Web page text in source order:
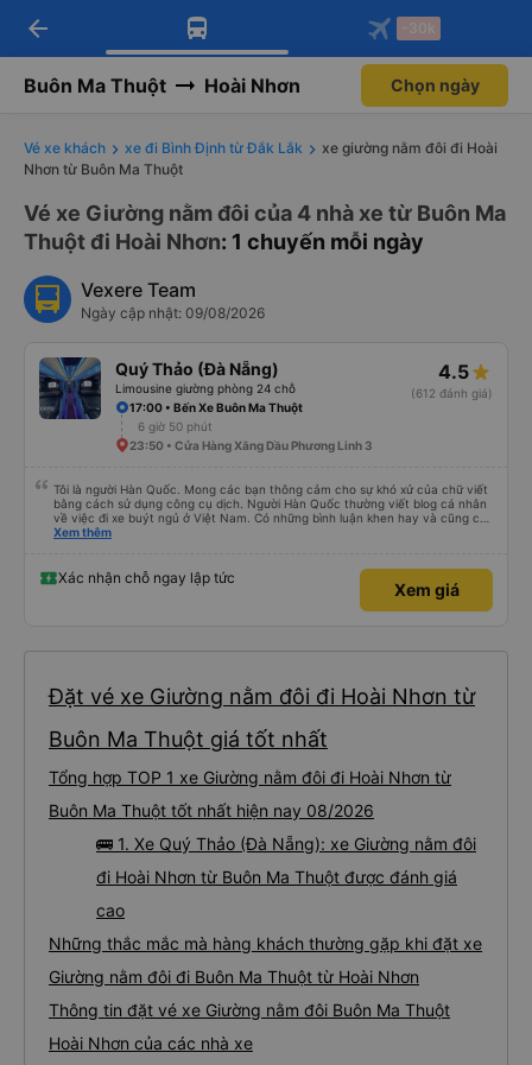
Tải app Vexere ngay!
Nhận ưu đãi thành viên độc
Mở app
Tải app Vexere
-30k/ghế khi đặt vé máy bay qua
Mở app
arrow_back -30k
Buôn Ma Thuột Hoài Nhơn Chọn ngày
Vé xe khách xe đi Bình Định từ Đắk Lắk
xe giường nằm đôi đi Hoài
Nhơn từ Buôn Ma Thuột
Vé xe Giường nằm đôi của 4 nhà xe từ Buôn Ma
Thuột đi Hoài Nhơn: 1 chuyến mỗi ngày
Vexere Team
Ngày cập nhật: 09/08/2026
Quý Thảo (Đà Nẵng)
Limousine giường phòng 24 chỗ
4.5
(612 đánh giá)
17:00 • Bến Xe Buôn Ma Thuột
6 giờ 50 phút
23:50 • Cửa Hàng Xăng Dầu Phương Linh 3
Tôi là người Hàn Quốc. Mong các bạn thông cảm cho sự khó xử của chữ viết
bằng cách sử dụng công cụ dịch. Người Hàn Quốc thường viết blog cá nhân
về việc đi xe buýt ngủ ở Việt Nam. Có những bình luận khen hay và cũng có
những bình luận khen vất vả nên tôi đã rất lo lắng. Đó là một sự lo lắng vô
를 보시게 되는 한국분들께 정보를 드리자면 저는 다낭에서 꾸이년가는 버스를 탔습
니다. 같은 회사라도 버스마다 퀄리티가 다른지는 모르겠는데, 제가 탄 버스는 쾌적
하고 좋았어요. 자리 넓찍하고 베개 이불 깨끗합니다. 뭐 경적소리야 베트남에서는
Xem thêm
Xác nhận chỗ ngay lập tức
Xem giá
Đặt vé xe Giường nằm đôi đi Hoài Nhơn từ
Buôn Ma Thuột giá tốt nhất
Tổng hợp TOP 1 xe Giường nằm đôi đi Hoài Nhơn từ
Buôn Ma Thuột tốt nhất hiện nay 08/2026
🚌 1. Xe Quý Thảo (Đà Nẵng): xe Giường nằm đôi
đi Hoài Nhơn từ Buôn Ma Thuột được đánh giá
cao
Những thắc mắc mà hàng khách thường gặp khi đặt xe
Giường nằm đôi đi Buôn Ma Thuột từ Hoài Nhơn
Thông tin đặt vé xe Giường nằm đôi Buôn Ma Thuột
Hoài Nhơn của các nhà xe